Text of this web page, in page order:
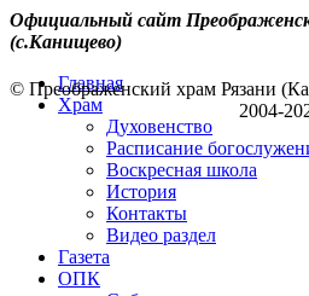
Официальный сайт
(с.Канищево)
Главная
Храм
Духовенство
Расписание
Воскресная школа
История
Контакты
Видео раздел
Газета
ОПК
© Преображенский храм Рязани
2004-